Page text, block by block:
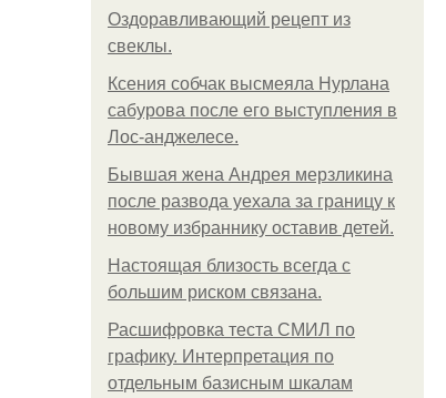
Оздоравливающий рецепт из
свеклы.
Ксения собчак высмеяла Нурлана
сабурова после его выступления в
Лос-анджелесе.
Бывшая жена Андрея мерзликина
после развода уехала за границу к
новому избраннику оставив детей.
Hacтоящая близость всегда с
большим риском связана.
Расшифровка теста СМИЛ по
графику. Интерпретация по
отдельным базисным шкалам